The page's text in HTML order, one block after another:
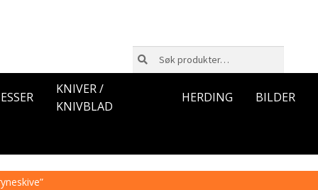
Søk
etter:
Søk
KNIVER /
KNIVBLAD
HERDING BILDER